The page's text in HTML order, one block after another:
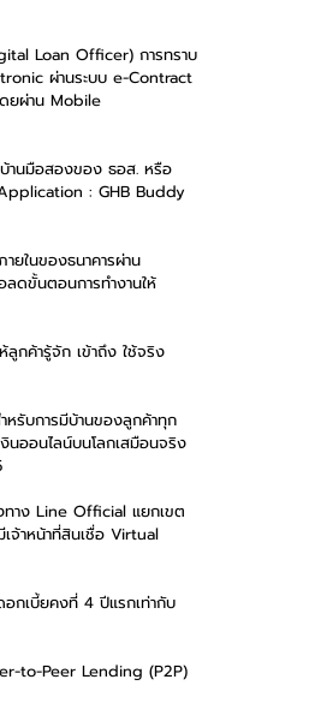
Loan Officer) การทราบ
ผ่านระบบ e-Contract
ยผ่าน Mobile
านมือสองของ ธอส. หรือ
: GHB Buddy
ยในของธนาคารผ่าน
ดขั้นตอนการทำงานให้
กค้ารู้จัก เข้าถึง ใช้จริง
รับการมีบ้านของลูกค้าทุก
นออนไลน์บนโลกเสมือนจริง
ทาง Line Official แยกเขต
จ้าหน้าที่สินเชื่อ Virtual
กเบี้ยคงที่ 4 ปีแรกเท่ากับ
to-Peer Lending (P2P)